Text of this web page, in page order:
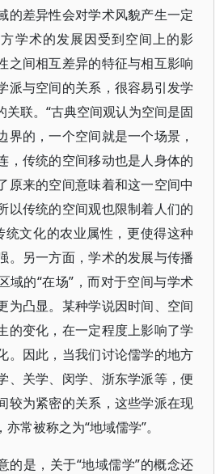
的差异性会对学术风貌产生一定
学术的发展因受到空间上的影
之间相互差异的特征与相互影响
派与空间的关系，很容易引发学
关联。“古典空间观认为空间是固
界的，一个空间就是一个场景，
，传统的空间移动也是人身体的
原来的空间意味着和这一空间中
以传统的空间观也限制着人们的
统文化的农业属性，更使得这种
。另一方面，学术的发展与传播
域的“在场”，而对于空间与学术
为凸显。某种学说因时间、空间
的变化，在一定程度上影响了学
。因此，当我们讨论儒学的地方
、关学、闵学、浙东学派等，便
较为紧密的关系，这些学派在现
常被称之为“地域儒学”。
的是，关于“地域儒学”的概念还